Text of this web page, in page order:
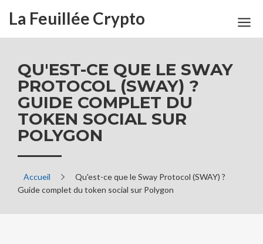
La Feuillée Crypto
QU'EST-CE QUE LE SWAY
PROTOCOL (SWAY) ?
GUIDE COMPLET DU
TOKEN SOCIAL SUR
POLYGON
Accueil
Qu'est-ce que le Sway Protocol (SWAY) ?
Guide complet du token social sur Polygon